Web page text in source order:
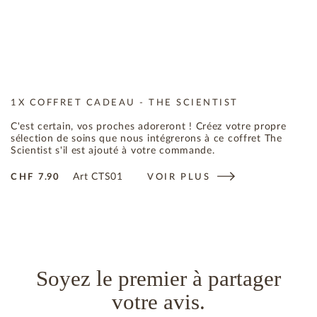
1X COFFRET CADEAU - THE SCIENTIST
C'est certain, vos proches adoreront ! Créez votre propre
sélection de soins que nous intégrerons à ce coffret The
Scientist s'il est ajouté à votre commande.
CHF7.90 ArtCTS01 VOIR PLUS
Soyez le premier à partager
votre avis.